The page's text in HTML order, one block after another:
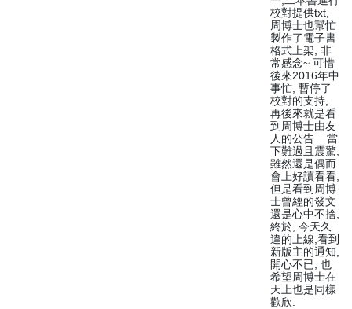
校對提供txt,
周博士也幫忙
製作了電子書
格式上架, 非
常感念~ 可惜
後來2016年中
事忙, 暫停了
校對的支持,
再後來就是看
到周博士由友
人的公告....當
下難過且震驚,
雖然還是偶而
會上好讀看看,
但是看到周博
士曾經的發文
還是心中不捨,
終於, 今天久
違的上線,看到
新版主的通知,
開心不已, 也
希望周博士在
天上也是同樣
歡欣.